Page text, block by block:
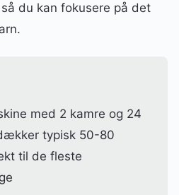
du kan fokusere på det
med 2 kamre og 24
typisk 50-80
til de fleste